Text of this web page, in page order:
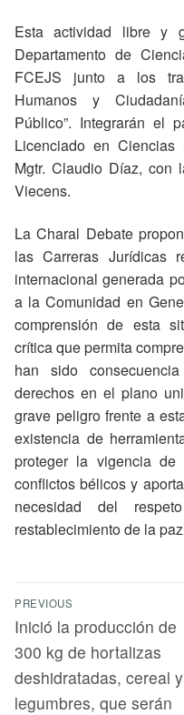
Esta actividad libre y
Departamento de
FCEJS junto a los
Humanos y
Público”. Integrarán el
Licenciado en
Mgtr. Claudio Díaz, con
Viecens.
La Charal Debate
las Carreras Jurídicas
internacional generada
a la Comunidad en
comprensión de esta
crítica que permita
han sido
derechos en el plano
grave peligro frente a
existencia de
proteger la vigencia
conflictos bélicos y
necesidad del
restablecimiento de la
PREVIOUS
Inició la producción de
300 kg de hortalizas
deshidratadas, cereal y
legumbres, que serán